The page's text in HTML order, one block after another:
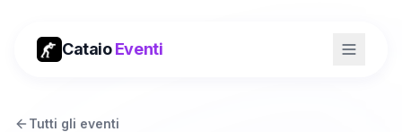
CataioEventi
Tutti gli eventi